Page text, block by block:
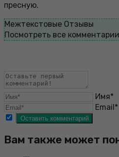
пресную.
Межтекстовые Отзывы
Посмотреть все комментарии
Имя*
Email*
Вам также может